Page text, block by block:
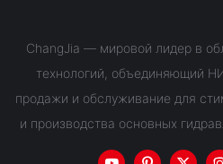
ChangJia — мировой лидер в
технологий, объединяющий
продажи и обслуживание для
и производства основных